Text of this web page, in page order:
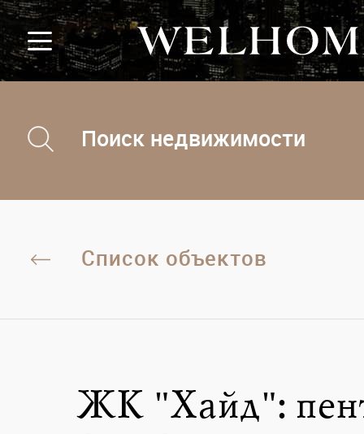
Поиск недвижимости
Список объектов
ЖК "Хайд":